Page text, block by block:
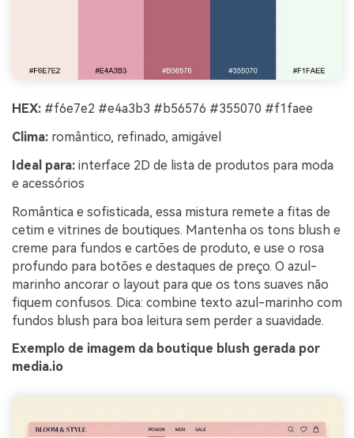
HEX: #f6e7e2 #e4a3b3 #b56576 #355070 #f1faee
Clima: romântico, refinado, amigável
Ideal para: interface 2D de lista de produtos para moda
e acessórios
Romântica e sofisticada, essa mistura remete a fitas de
cetim e vitrines de boutiques. Mantenha os tons blush e
creme para fundos e cartões de produto, e use o rosa
profundo para botões e destaques de preço. O azul-
marinho ancorar o layout para que os tons suaves não
fiquem confusos. Dica: combine texto azul-marinho com
fundos blush para boa leitura sem perder a suavidade.
Exemplo de imagem da boutique blush gerada por
media.io